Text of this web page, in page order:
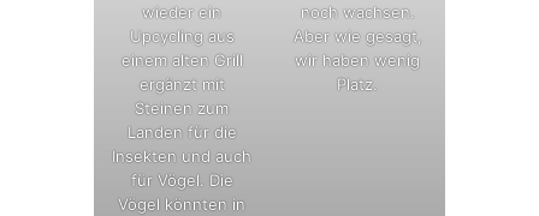
wieder ein
Upcycling aus
einem alten Grill
ergänzt mit
Steinen zum
Landen für die
Insekten und auch
für Vögel. Die
Vögel könnten in
noch wachsen.
Aber wie gesagt,
wir haben wenig
Platz.